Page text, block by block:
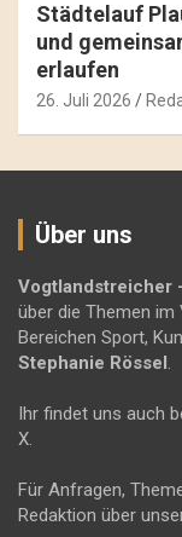
Städtelauf
und
erlaufen
26. Juli 2026
Über uns
Vogtlandstreicher
über die Themen im
Bereichen Sport,
Stephanie Rössel .
Ihr findet uns auch
X.
Für Anfragen,
Redaktion über